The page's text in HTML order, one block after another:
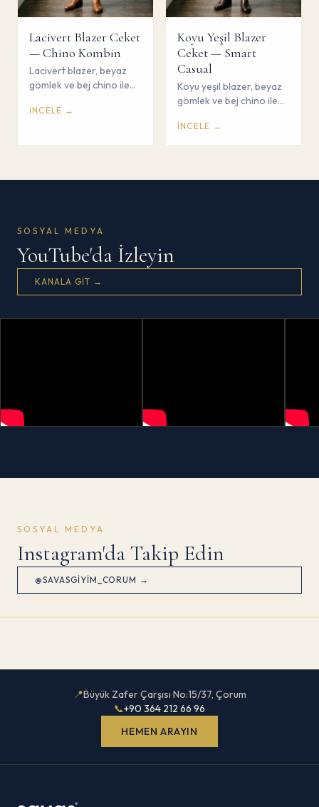
Lacivert Blazer Ceket
— Chino Kombin
Lacivert blazer, beyaz
gömlek ve bej chino ile
Çorum Savaş Giyim.
İNCELE →
Koyu Yeşil Blazer
Ceket — Smart
Casual
Koyu yeşil blazer, beyaz
gömlek ve bej chino ile
kombin. Çorum Savaş
Giyim.
İNCELE →
SOSYAL MEDYA
YouTube'da İzleyin
KANALA GIT →
SOSYAL MEDYA
Instagram'da Takip Edin
@SAVASGIYIM_CORUM →
📍Büyük Zafer Çarşısı No:15/37, Çorum
📞+90 364 212 66 96
HEMEN ARAYIN